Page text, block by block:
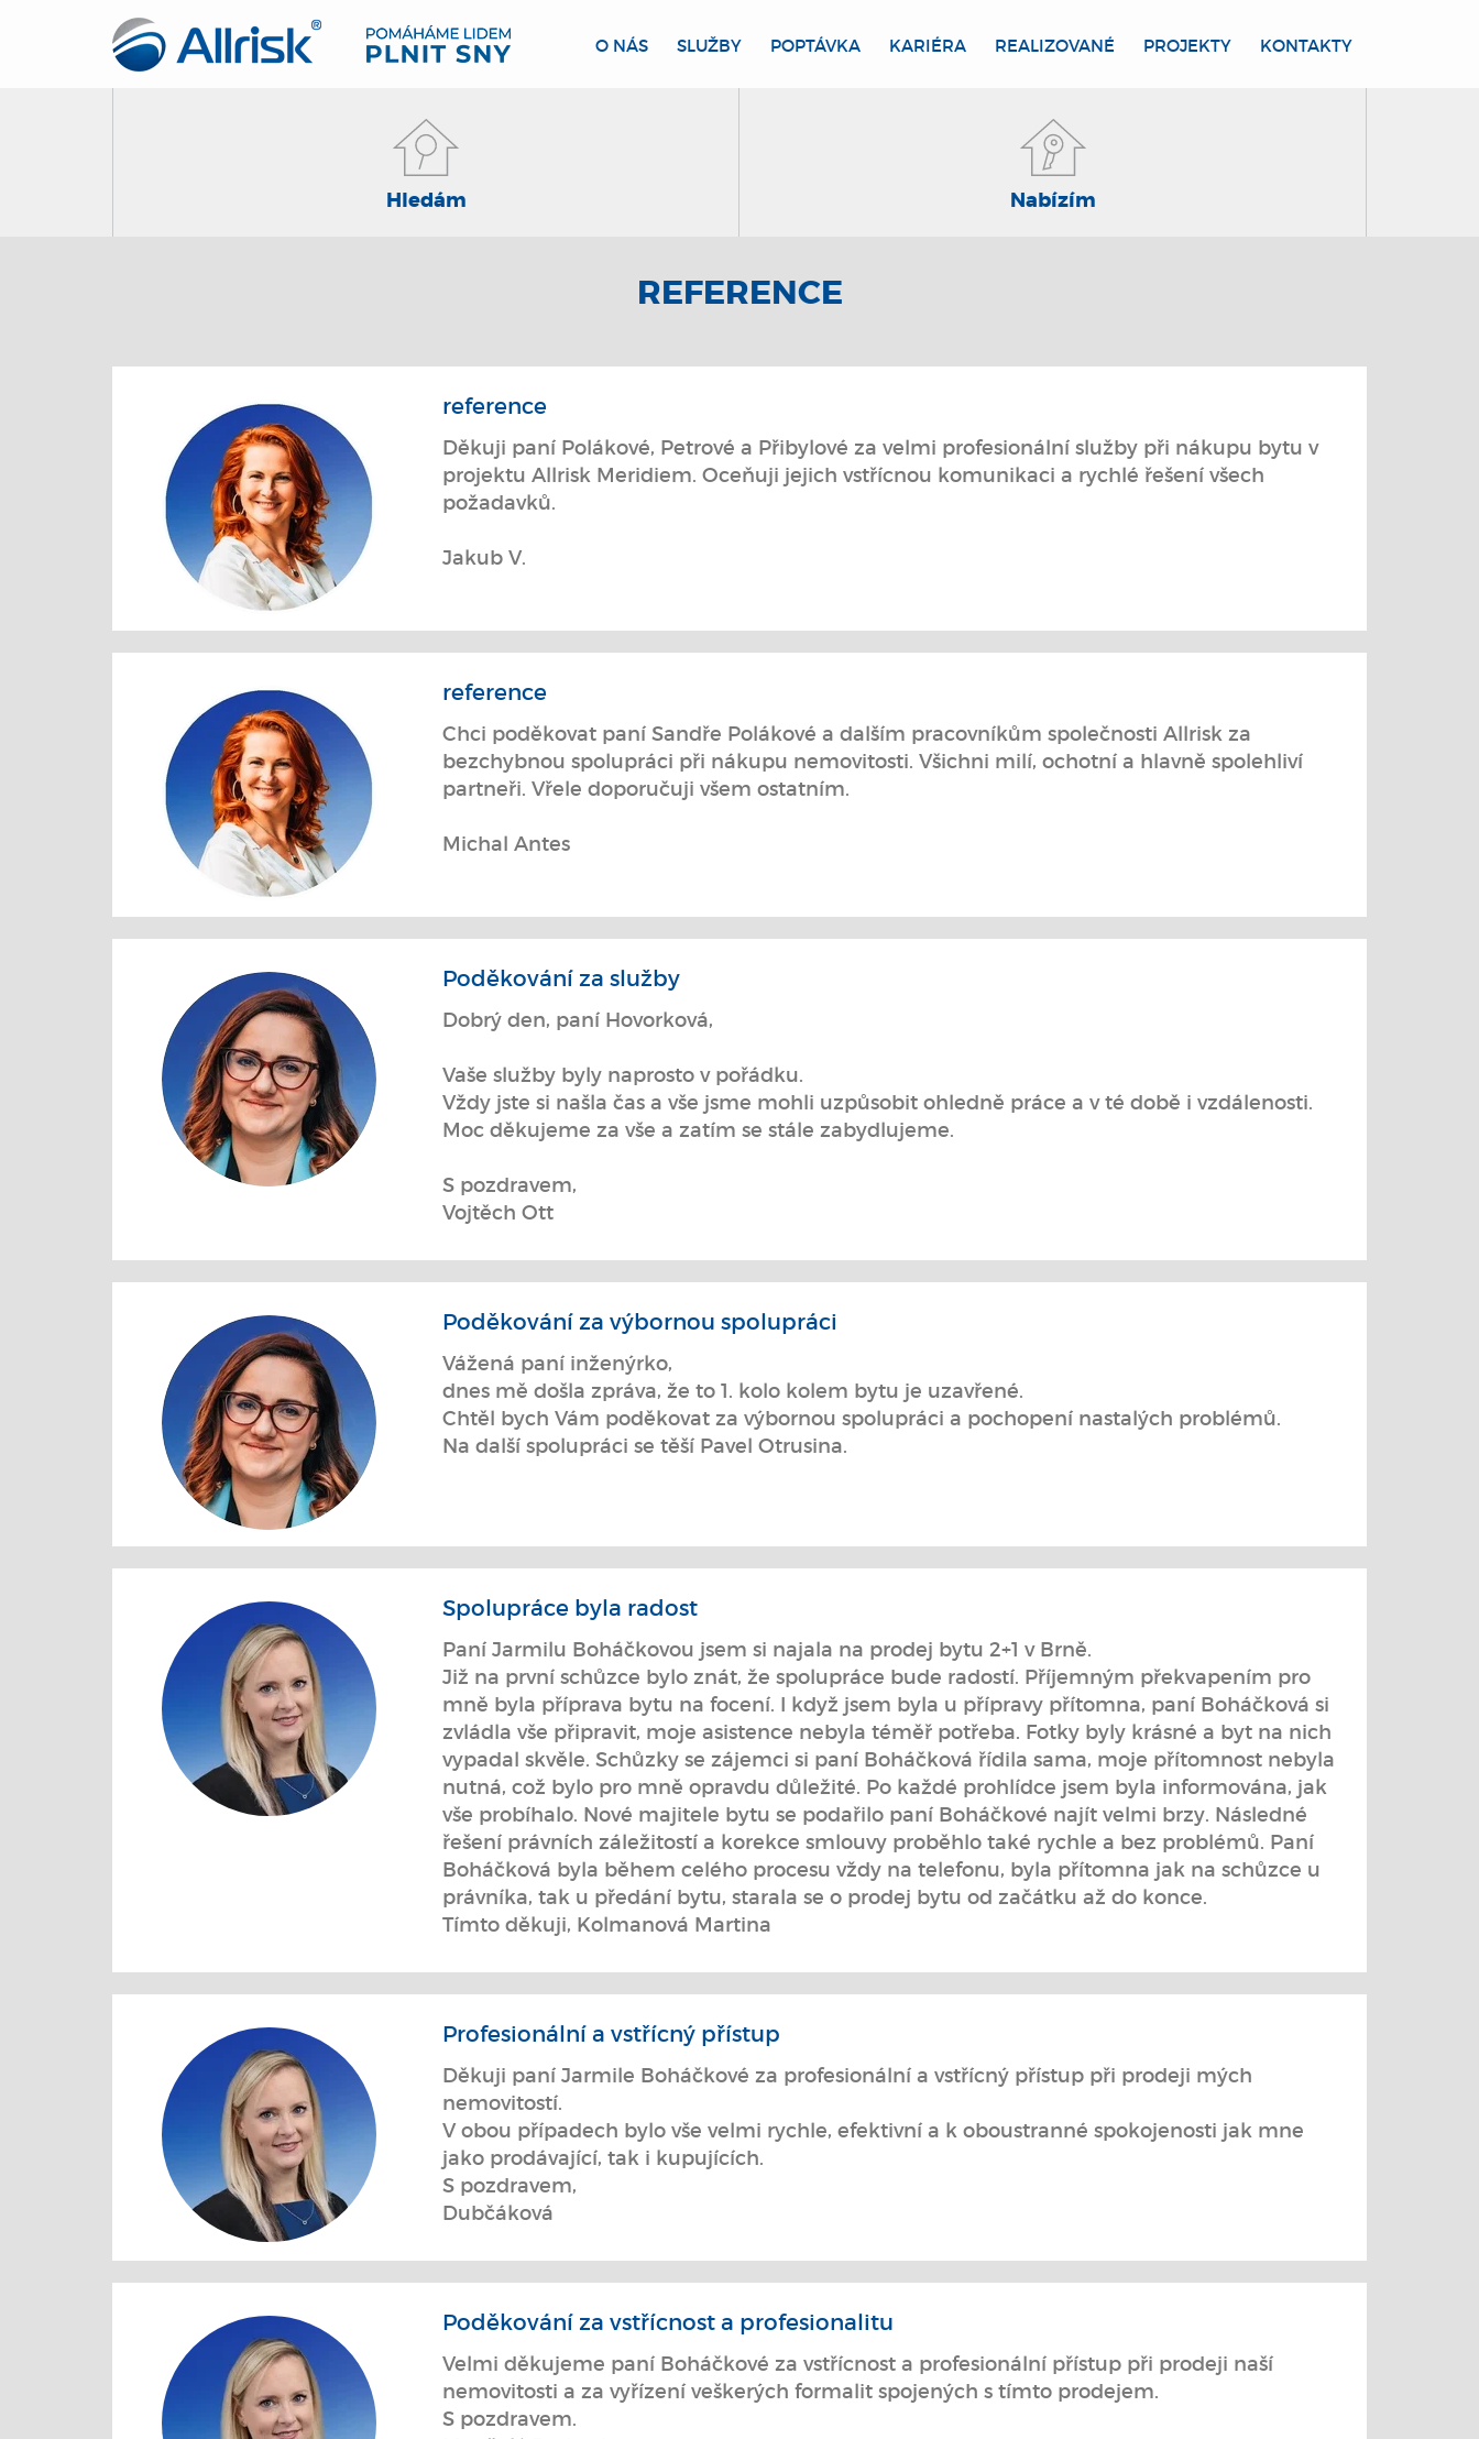
O NÁS SLUŽBY POPTÁVKA KARIÉRA REALIZOVANÉ PROJEKTY KONTAKTY
Hledám Nabízím
REFERENCE
reference
Děkuji paní Polákové, Petrové a Přibylové za velmi profesionální služby při nákupu bytu v
projektu Allrisk Meridiem. Oceňuji jejich vstřícnou komunikaci a rychlé řešení všech
požadavků.
Jakub V.
reference
Chci poděkovat paní Sandře Polákové a dalším pracovníkům společnosti Allrisk za
bezchybnou spolupráci při nákupu nemovitosti. Všichni milí, ochotní a hlavně spolehliví
partneři. Vřele doporučuji všem ostatním.
Michal Antes
Poděkování za služby
Dobrý den, paní Hovorková,
Vaše služby byly naprosto v pořádku.
Vždy jste si našla čas a vše jsme mohli uzpůsobit ohledně práce a v té době i vzdálenosti.
Moc děkujeme za vše a zatím se stále zabydlujeme.
S pozdravem,
Vojtěch Ott
Poděkování za výbornou spolupráci
Vážená paní inženýrko,
dnes mě došla zpráva, že to 1. kolo kolem bytu je uzavřené.
Chtěl bych Vám poděkovat za výbornou spolupráci a pochopení nastalých problémů.
Na další spolupráci se těší Pavel Otrusina.
Spolupráce byla radost
Paní Jarmilu Boháčkovou jsem si najala na prodej bytu 2+1 v Brně.
Již na první schůzce bylo znát, že spolupráce bude radostí. Příjemným překvapením pro
mně byla příprava bytu na focení. I když jsem byla u přípravy přítomna, paní Boháčková si
zvládla vše připravit, moje asistence nebyla téměř potřeba. Fotky byly krásné a byt na nich
vypadal skvěle. Schůzky se zájemci si paní Boháčková řídila sama, moje přítomnost nebyla
nutná, což bylo pro mně opravdu důležité. Po každé prohlídce jsem byla informována, jak
vše probíhalo. Nové majitele bytu se podařilo paní Boháčkové najít velmi brzy. Následné
řešení právních záležitostí a korekce smlouvy proběhlo také rychle a bez problémů. Paní
Boháčková byla během celého procesu vždy na telefonu, byla přítomna jak na schůzce u
právníka, tak u předání bytu, starala se o prodej bytu od začátku až do konce.
Tímto děkuji, Kolmanová Martina
Profesionální a vstřícný přístup
Děkuji paní Jarmile Boháčkové za profesionální a vstřícný přístup při prodeji mých
nemovitostí.
V obou případech bylo vše velmi rychle, efektivní a k oboustranné spokojenosti jak mne
jako prodávající, tak i kupujících.
S pozdravem,
Dubčáková
Poděkování za vstřícnost a profesionalitu
Velmi děkujeme paní Boháčkové za vstřícnost a profesionální přístup při prodeji naší
nemovitosti a za vyřízení veškerých formalit spojených s tímto prodejem.
S pozdravem.